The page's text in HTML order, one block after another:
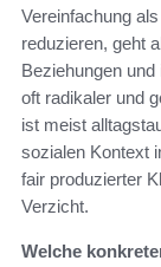
Vereinfachung
reduzieren, geht
Beziehungen
oft radikaler und
ist meist
sozialen Kontext
fair produzierter
Verzicht.
Welche